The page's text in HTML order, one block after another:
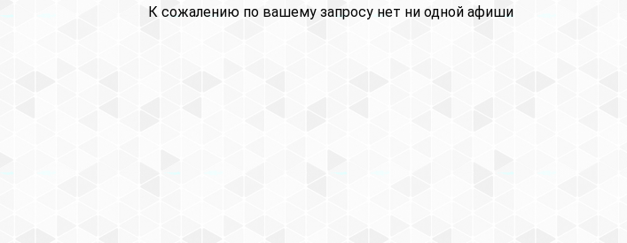
К сожалению по вашему запросу нет ни одной афиши